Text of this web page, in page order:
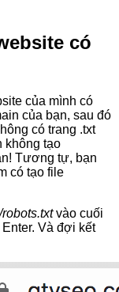
có
của mình có
của bạn, sau đó
có trang .txt
không tạo
Tương tự, bạn
có tạo file
vào cuối
Và đợi kết